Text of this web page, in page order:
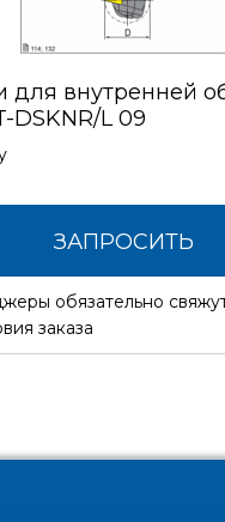
для внутренней
DSKNR/L 09
ЗАПРОСИТЬ
СТОИМОСТЬ
обязательно
заказа